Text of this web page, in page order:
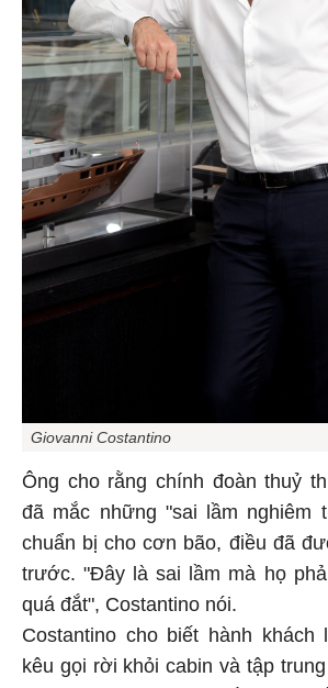
Giovanni Costantino
Ông cho rằng chính đoàn thuỷ
đã mắc những "sai lầm nghiêm
chuẩn bị cho cơn bão, điều đã
trước. "Đây là sai lầm mà họ
quá đắt", Costantino nói.
Costantino cho biết hành
kêu gọi rời khỏi cabin và tập